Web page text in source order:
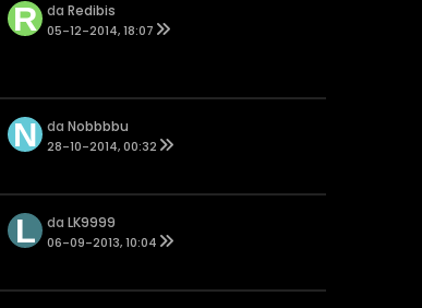
da Redibis
05-12-2014, 18:07
da Nobbbbu
28-10-2014, 00:32
da LK9999
06-09-2013, 10:04